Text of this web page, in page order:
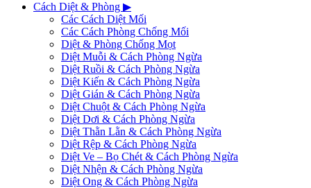
Cách Diệt & Phòng ▶
Các Cách Diệt Mối
Các Cách Phòng Chống Mối
Diệt & Phòng Chống Mọt
Diệt Muỗi & Cách Phòng Ngừa
Diệt Ruồi & Cách Phòng Ngừa
Diệt Kiến & Cách Phòng Ngừa
Diệt Gián & Cách Phòng Ngừa
Diệt Chuột & Cách Phòng Ngừa
Diệt Dơi & Cách Phòng Ngừa
Diệt Thằn Lằn & Cách Phòng Ngừa
Diệt Rệp & Cách Phòng Ngừa
Diệt Ve – Bọ Chét & Cách Phòng Ngừa
Diệt Nhện & Cách Phòng Ngừa
Diệt Ong & Cách Phòng Ngừa